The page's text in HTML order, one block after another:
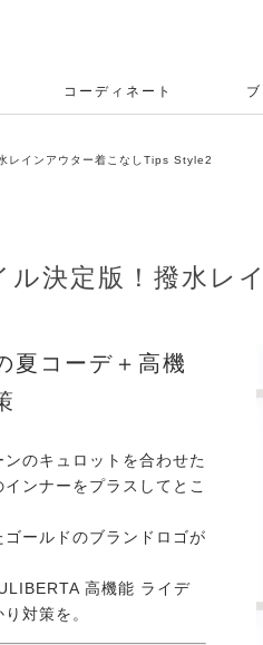
コーディネート
レインアウター着こなしTips Style2
ル決定版！撥水レ
夏コーデ＋高機
のキュロットを合わせた
ンナーをプラスしてとこ
ールドのブランドロゴが
高機能 ライデ
対策を。